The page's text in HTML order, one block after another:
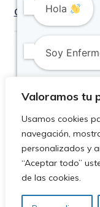
Valoramos tu
Usamos cookies
navegación,
personalizados y
“Aceptar todo”
de las cookies.
Contactar
2026. Colegio de
Diseñado por
Legal/
Hola
Soy
¿Puedo
Este es un
errores. Por
importante.